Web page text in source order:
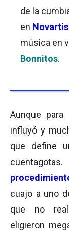
de la
en Novartis
música en
Bonnitos.
Aunque
influyó y
que define
cuajo a uno
que no
eligieron